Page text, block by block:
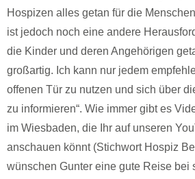
Hospizen alles getan für die
ist jedoch noch eine andere
die Kinder und deren Angehörigen
großartig. Ich kann nur jedem
offenen Tür zu nutzen und sich über
zu informieren“. Wie immer gibt es
im Wiesbaden, die Ihr auf unseren
anschauen könnt (Stichwort Hospiz
wünschen Gunter eine gute Reise bei